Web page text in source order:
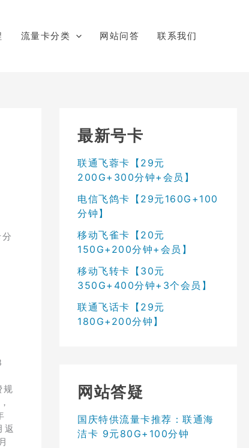
流量卡分类 网站问答 联系我们
规
返
最新号卡
联通飞蓉卡【29元
200G+300分钟+会员】
电信飞鸽卡【29元160G+100
分钟】
移动飞雀卡【20元
150G+200分钟+会员】
移动飞转卡【30元
350G+400分钟+3个会员】
联通飞话卡【29元
180G+200分钟】
网站答疑
国庆特供流量卡推荐：联通海
洁卡 9元80G+100分钟